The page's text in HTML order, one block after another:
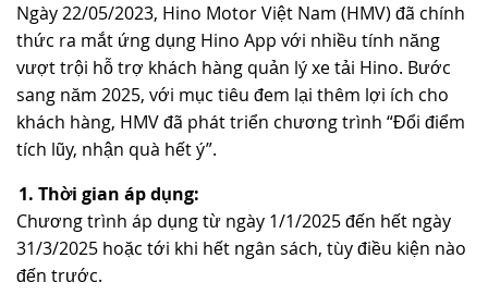
XZU710 - 5,5 TẤN (CABIN RỘNG)
XZU720 - 7,5 TẤN (CABIN RỘNG)
XZU730 - 8,5 TẤN (CABIN RỘNG)
SS2P 6X4 - 413 PS
TIN TỨC CHUNG
CÂU HỎI THƯỜNG GẶP
CHIA SẺ TỪ KHÁCH HÀNG
THỦ THUẬT LÁI XE
VỀ CHÚNG TÔI
HINO MOTORS VIỆT NAM
CHẶNG ĐƯỜNG
CÔNG NGHỆ
TUYỂN DỤNG
HOẠT ĐỘNG CỘNG ĐỒNG
LIÊN HỆ
Ngày 22/05/2023, Hino Motor Việt Nam (HMV) đã chính
thức ra mắt ứng dụng Hino App với nhiều tính năng
vượt trội hỗ trợ khách hàng quản lý xe tải Hino. Bước
sang năm 2025, với mục tiêu đem lại thêm lợi ích cho
khách hàng, HMV đã phát triển chương trình “Đổi điểm
tích lũy, nhận quà hết ý”.
Thời gian áp dụng:
Chương trình áp dụng từ ngày 1/1/2025 đến hết ngày
31/3/2025 hoặc tới khi hết ngân sách, tùy điều kiện nào
đến trước.